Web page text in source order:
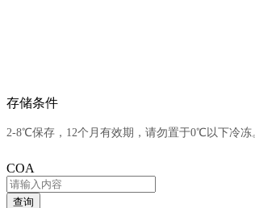
存储条件
2-8℃保存，12个月有效期，请勿置于0℃以下冷冻
COA
查询